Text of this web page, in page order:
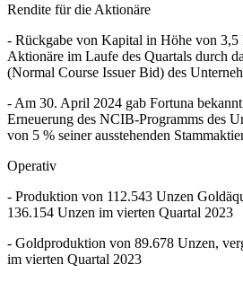
Rendite für die Aktionäre
- Rückgabe von Kapital in Höhe von
Aktionäre im Laufe des Quartals durch
(Normal Course Issuer Bid) des
- Am 30. April 2024 gab Fortuna
Erneuerung des NCIB-Programms des
von 5 % seiner ausstehenden
Operativ
- Produktion von 112.543 Unzen
136.154 Unzen im vierten Quartal 2023
- Goldproduktion von 89.678 Unzen,
im vierten Quartal 2023